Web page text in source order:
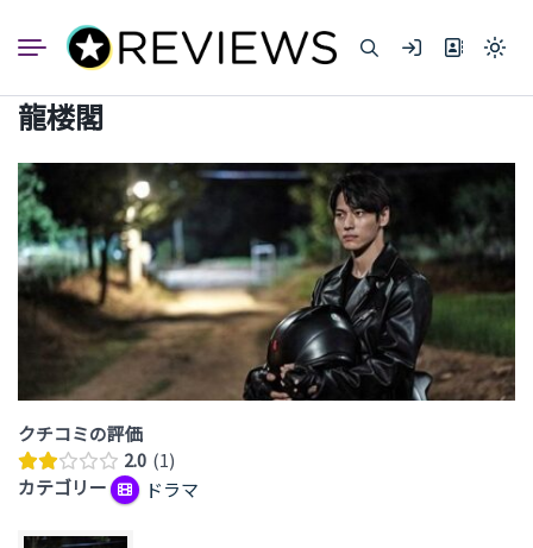
ン
Light
dark)
龍楼閣
クチコミの評価
2.0 1
カテゴリー
ドラマ